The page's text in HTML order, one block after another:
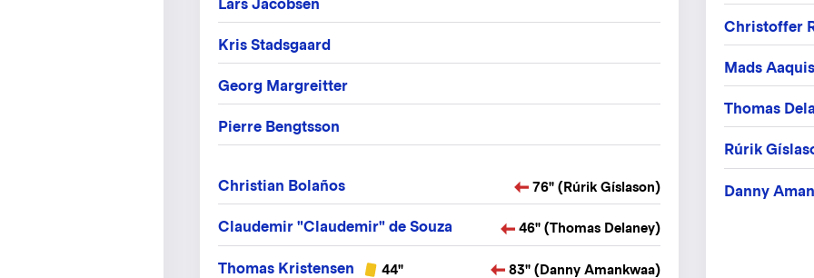
Lars Jacobsen
Kris Stadsgaard
Georg Margreitter
Pierre Bengtsson
Christian Bolaños 76" (Rúrik Gíslason)
Claudemir "Claudemir" de Souza 46" (Thomas Delaney)
Thomas Kristensen 44" 83" (Danny Amankwaa)
Christoffer
Mads
Thomas
Rúrik
Danny